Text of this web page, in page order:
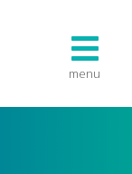
menu